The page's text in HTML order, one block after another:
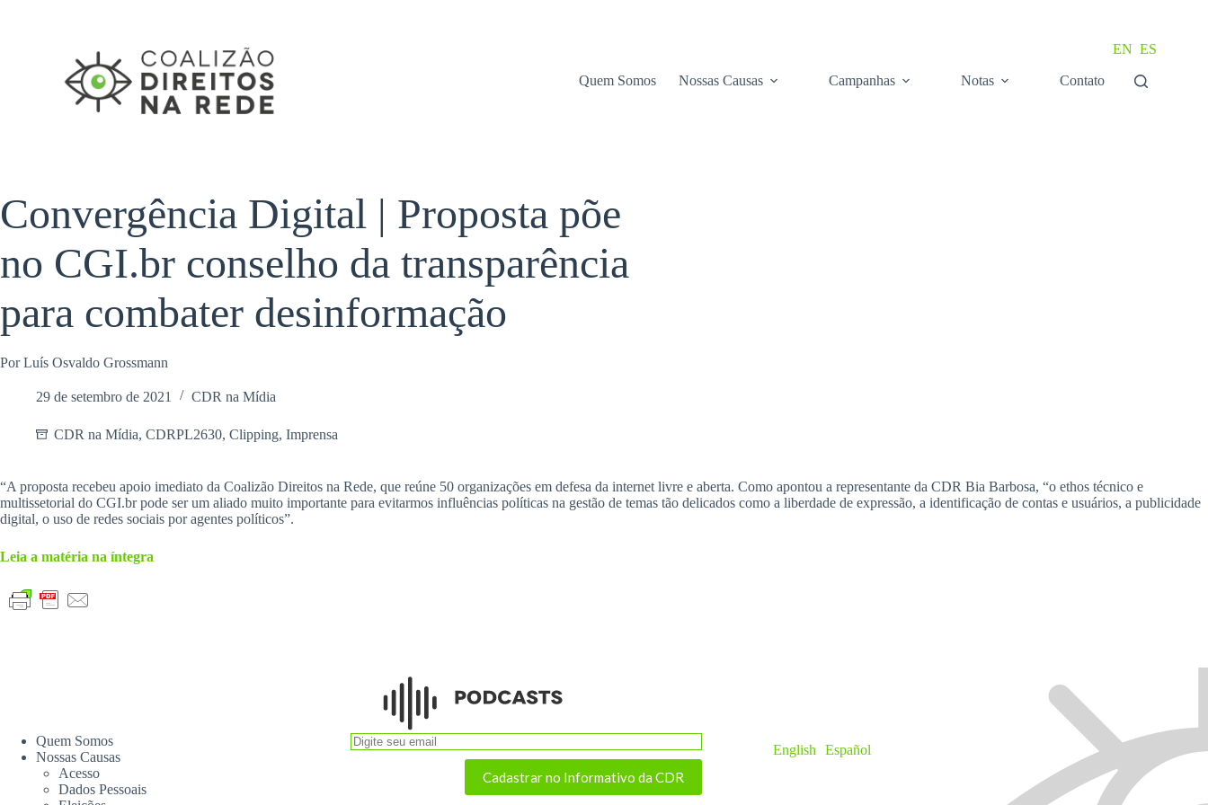
EN ES
Quem Somos Nossas Causas Campanhas Notas Contato
Convergência Digital | Proposta põe
no CGI.br conselho da transparência
para combater desinformação
Por Luís Osvaldo Grossmann
29 de setembro de 2021 CDR na Mídia
CDR na Mídia, CDRPL2630, Clipping, Imprensa
“A proposta recebeu apoio imediato da Coalizão Direitos na Rede, que reúne 50 organizações em defesa da internet livre e aberta. Como apontou a representante da CDR Bia Barbosa, “o ethos técnico e
multissetorial do CGI.br pode ser um aliado muito importante para evitarmos influências políticas na gestão de temas tão delicados como a liberdade de expressão, a identificação de contas e usuários, a publicidade
digital, o uso de redes sociais por agentes políticos”.
Leia a matéria na íntegra
Quem Somos
Nossas Causas
Acesso
Dados Pessoais
Cadastrar no Informativo da CDR
English Español